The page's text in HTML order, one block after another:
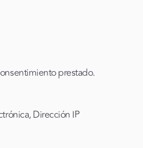
prestado.
Dirección IP